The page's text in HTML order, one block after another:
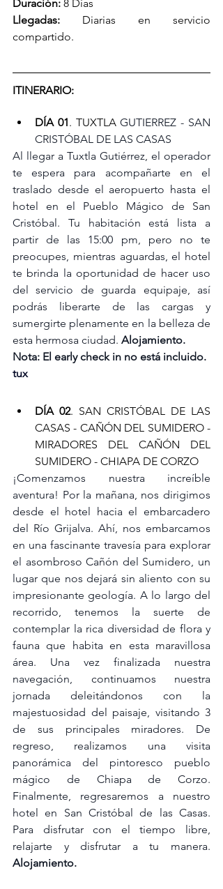
Duración: 8 Días
Llegadas: Diarias en servicio
compartido.
ITINERARIO:
DÍA 01. TUXTLA GUTIERREZ - SAN
CRISTÓBAL DE LAS CASAS
Al llegar a Tuxtla Gutiérrez, el operador
te espera para acompañarte en el
traslado desde el aeropuerto hasta el
hotel en el Pueblo Mágico de San
Cristóbal. Tu habitación está lista a
partir de las 15:00 pm, pero no te
preocupes, mientras aguardas, el hotel
te brinda la oportunidad de hacer uso
del servicio de guarda equipaje, así
podrás liberarte de las cargas y
sumergirte plenamente en la belleza de
esta hermosa ciudad. Alojamiento.
Nota: El early check in no está incluido.
tux
DÍA 02. SAN CRISTÓBAL DE LAS
CASAS - CAÑÓN DEL SUMIDERO -
MIRADORES DEL CAÑÓN DEL
SUMIDERO - CHIAPA DE CORZO
¡Comenzamos nuestra increíble
aventura! Por la mañana, nos dirigimos
desde el hotel hacia el embarcadero
del Río Grijalva. Ahí, nos embarcamos
en una fascinante travesía para explorar
el asombroso Cañón del Sumidero, un
lugar que nos dejará sin aliento con su
impresionante geología. A lo largo del
recorrido, tenemos la suerte de
contemplar la rica diversidad de flora y
fauna que habita en esta maravillosa
área. Una vez finalizada nuestra
navegación, continuamos nuestra
jornada deleitándonos con la
majestuosidad del paisaje, visitando 3
de sus principales miradores. De
regreso, realizamos una visita
panorámica del pintoresco pueblo
mágico de Chiapa de Corzo.
Finalmente, regresaremos a nuestro
hotel en San Cristóbal de las Casas.
Para disfrutar con el tiempo libre,
relajarte y disfrutar a tu manera.
Alojamiento.